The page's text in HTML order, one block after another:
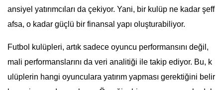
ansiyel yatırımcıları da çekiyor. Yani, bir kulüp ne kadar şeff
afsa, o kadar güçlü bir finansal yapı oluşturabiliyor.
Futbol kulüpleri, artık sadece oyuncu performansını değil,
mali performanslarını da veri analitiği ile takip ediyor. Bu, k
ulüplerin hangi oyunculara yatırım yapması gerektiğini belir